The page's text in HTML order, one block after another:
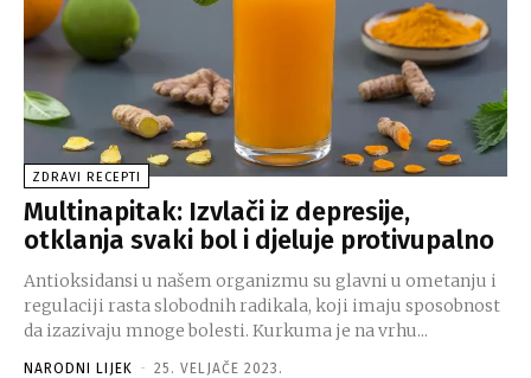
ZDRAVI RECEPTI
Multinapitak: Izvlači iz depresije,
otklanja svaki bol i djeluje protivupalno
Antioksidansi u našem organizmu su glavni u ometanju i
regulaciji rasta slobodnih radikala, koji imaju sposobnost
da izazivaju mnoge bolesti. Kurkuma je na vrhu...
NARODNI LIJEK - 25. VELJAČE 2023.